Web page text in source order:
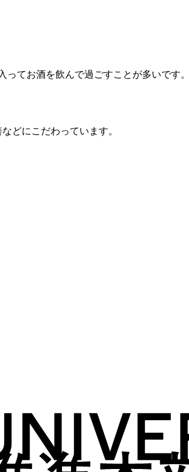
てお酒を飲んで過ごすことが多いです
どにこだわっています。